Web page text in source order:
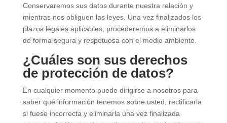
Conservaremos sus datos durante nuestra relación y
mientras nos obliguen las leyes. Una vez finalizados los
plazos legales aplicables, procederemos a eliminarlos
de forma segura y respetuosa con el medio ambiente.
¿Cuáles son sus derechos
de protección de datos?
En cualquier momento puede dirigirse a nosotros para
saber qué información tenemos sobre usted, rectificarla
si fuese incorrecta y eliminarla una vez finalizada